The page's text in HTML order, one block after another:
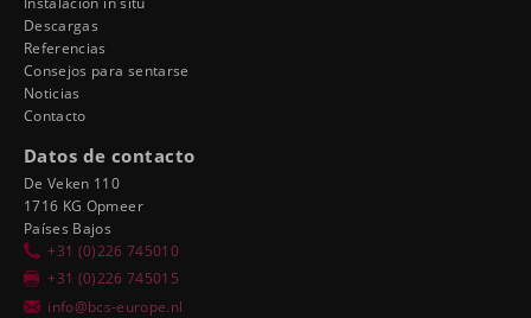
Descargas
Referencias
Consejos para sentarse
Noticias
Contacto
Datos de contacto
De Veken 110
1716 KG Opmeer
Países Bajos
+31 (0)226 745010
+31 (0)226 745015
info@bcs-europe.nl